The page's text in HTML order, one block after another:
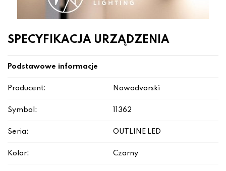
SPECYFIKACJA URZĄDZENIA
Podstawowe informacje
Producent: Nowodvorski
Symbol: 11362
Seria: OUTLINE LED
Kolor: Czarny